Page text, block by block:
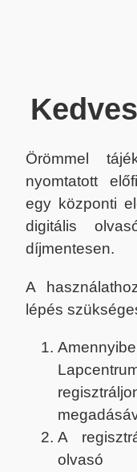
Örömmel
nyomtatott
egy központi
digitális
díjmentesen.
A
lépés
A
olvasó